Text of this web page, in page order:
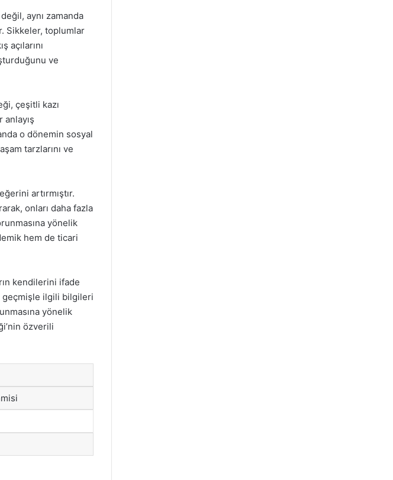
aynı zamanda
Sikkeler, toplumlar
açılarını
ve
çeşitli kazı
o dönemin sosyal
tarzlarını ve
artırmıştır.
onları daha fazla
yönelik
hem de ticari
kendilerini ifade
geçmişle ilgili bilgileri
yönelik
özverili